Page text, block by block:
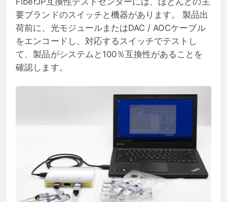
要ブランドのスイッチと機器があります。 製品出
荷前に、光モジュールまたはDAC / AOCケーブル
をエンコードし、対応するスイッチでテストし
て、製品がシステムと100％互換性があることを
確認します。